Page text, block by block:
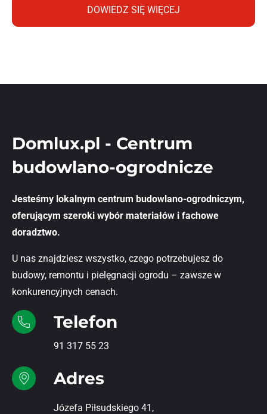
DOWIEDZ SIĘ WIĘCEJ
Domlux.pl - Centrum
budowlano-ogrodnicze
Jesteśmy lokalnym centrum budowlano-ogrodniczym,
oferującym szeroki wybór materiałów i fachowe
doradztwo.
U nas znajdziesz wszystko, czego potrzebujesz do
budowy, remontu i pielęgnacji ogrodu – zawsze w
konkurencyjnych cenach.
Telefon
91 317 55 23
Adres
Józefa Piłsudskiego 41,